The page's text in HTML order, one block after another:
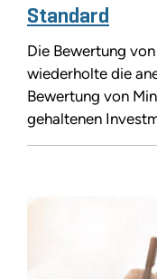
Standard
Die Bewertung
wiederholte die
Bewertung von
gehaltenen